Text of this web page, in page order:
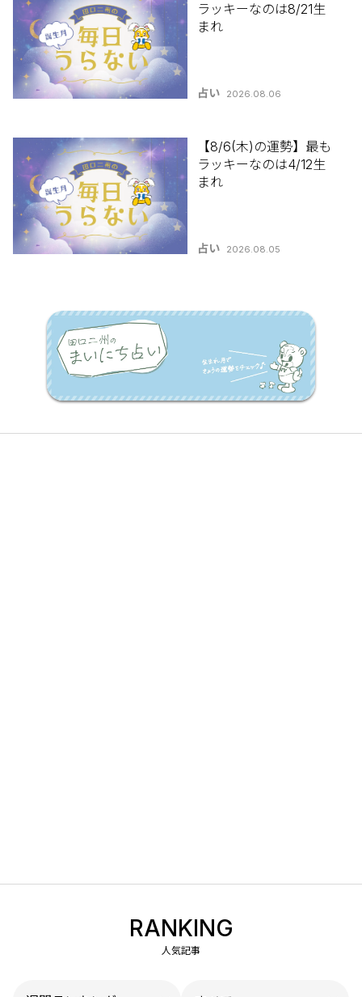
ラッキーなのは8/21生
まれ
占い 2026.08.06
【8/6(木)の運勢】最も
ラッキーなのは4/12生
まれ
占い 2026.08.05
RANKING
人気記事